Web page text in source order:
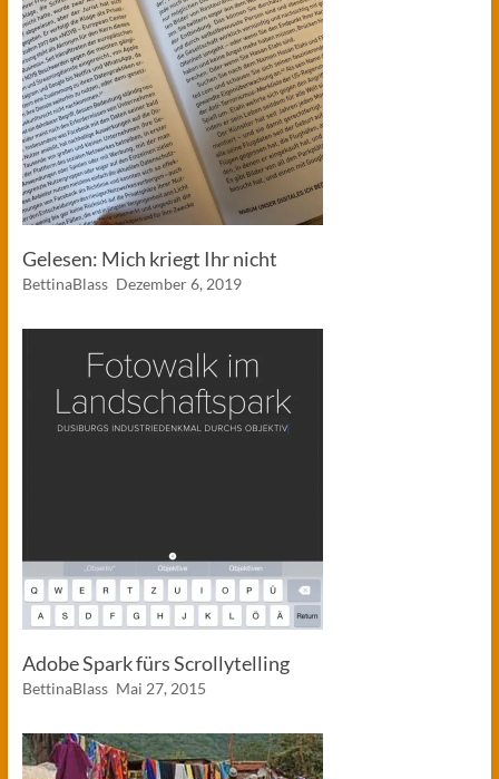
Gelesen: Mich kriegt Ihr nicht
BettinaBlass Dezember 6, 2019
Adobe Spark fürs Scrollytelling
BettinaBlass Mai 27, 2015